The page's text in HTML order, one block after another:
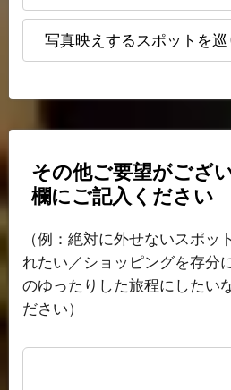
写真映えするスポットを巡
その他ご要望がござ
欄にご記入ください
（例：絶対に外せないスポッ
れたい／ショッピングを存分
のゆったりした旅程にしたい
ださい）